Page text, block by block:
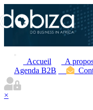
Accueil A
Agenda B2B
×